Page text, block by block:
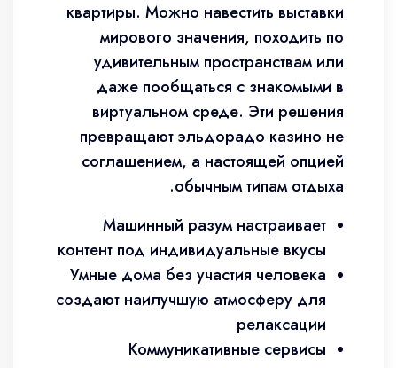
квартиры. Можно навестить выставки
мирового значения, походить по
удивительным пространствам или
даже пообщаться с знакомыми в
виртуальном среде. Эти решения
превращают эльдорадо казино не
соглашением, а настоящей опцией
обычным типам отдыха.
Машинный разум настраивает
контент под индивидуальные вкусы
Умные дома без участия человека
создают наилучшую атмосферу для
релаксации
Коммуникативные сервисы